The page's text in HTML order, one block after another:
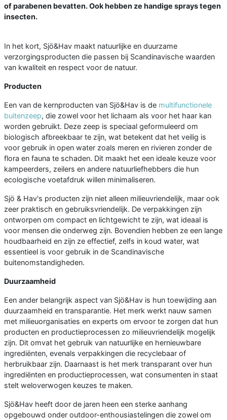
of parabenen bevatten. Ook hebben ze handige sprays tegen
insecten.
In het kort, Sjö&Hav maakt natuurlijke en duurzame
verzorgingsproducten die passen bij Scandinavische waarden
van kwaliteit en respect voor de natuur.
Producten
Een van de kernproducten van Sjö&Hav is de multifunctionele
buitenzeep, die zowel voor het lichaam als voor het haar kan
worden gebruikt. Deze zeep is speciaal geformuleerd om
biologisch afbreekbaar te zijn, wat betekent dat het veilig is
voor gebruik in open water zoals meren en rivieren zonder de
flora en fauna te schaden. Dit maakt het een ideale keuze voor
kampeerders, zeilers en andere natuurliefhebbers die hun
ecologische voetafdruk willen minimaliseren.
Sjö & Hav's producten zijn niet alleen milieuvriendelijk, maar ook
zeer praktisch en gebruiksvriendelijk. De verpakkingen zijn
ontworpen om compact en lichtgewicht te zijn, wat ideaal is
voor mensen die onderweg zijn. Bovendien hebben ze een lange
houdbaarheid en zijn ze effectief, zelfs in koud water, wat
essentieel is voor gebruik in de Scandinavische
buitenomstandigheden.
Duurzaamheid
Een ander belangrijk aspect van Sjö&Hav is hun toewijding aan
duurzaamheid en transparantie. Het merk werkt nauw samen
met milieuorganisaties en experts om ervoor te zorgen dat hun
producten en productieprocessen zo milieuvriendelijk mogelijk
zijn. Dit omvat het gebruik van natuurlijke en hernieuwbare
ingrediënten, evenals verpakkingen die recyclebaar of
herbruikbaar zijn. Daarnaast is het merk transparant over hun
ingrediënten en productieprocessen, wat consumenten in staat
stelt weloverwogen keuzes te maken.
Sjö&Hav heeft door de jaren heen een sterke aanhang
opgebouwd onder outdoor-enthousiastelingen die zowel om